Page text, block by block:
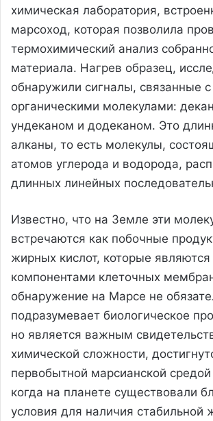
химическая лаборатория,
марсоход, которая позволила
термохимический анализ
материала. Нагрев образец,
обнаружили сигналы, связанные
органическими молекулами:
ундеканом и додеканом. Это
алканы, то есть молекулы,
атомов углерода и водорода,
длинных линейных
Известно, что на Земле эти
встречаются как побочные
жирных кислот, которые
компонентами клеточных
обнаружение на Марсе не
подразумевает биологическое
но является важным
химической сложности,
первобытной марсианской
когда на планете существовали
условия для наличия стабильной